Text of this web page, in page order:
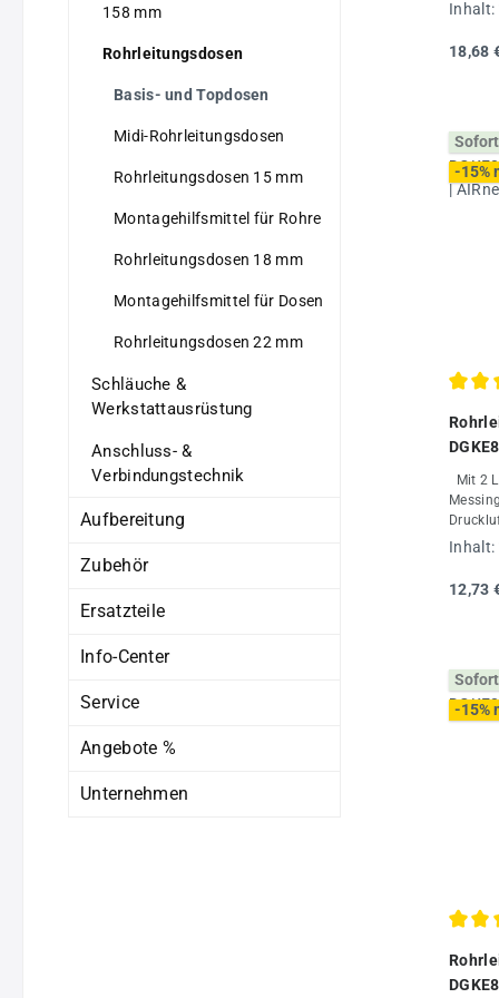
158 mm
Rohrleitungsdosen
Basis- und Topdosen
Midi-Rohrleitungsdosen
Rohrleitungsdosen 15 mm
Montagehilfsmittel für Rohre
Rohrleitungsdosen 18 mm
Montagehilfsmittel für Dosen
Rohrleitungsdosen 22 mm
Schläuche &
Werkstattausrüstung
Anschluss- &
Verbindungstechnik
Aufbereitung
Zubehör
Ersatzteile
Info-Center
Service
Angebote %
Unternehmen
mm
Inhalt:
18,68
-15%
| AIRnet
mm
Inhalt:
12,73
-15%